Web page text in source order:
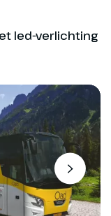
led-verlichting